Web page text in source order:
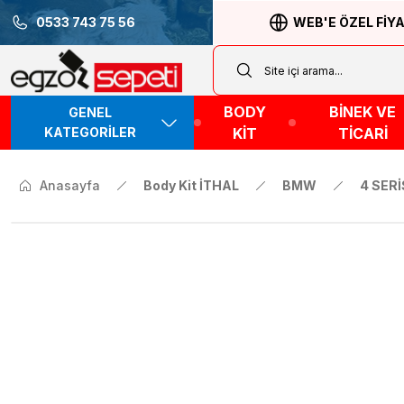
0533 743 75 56 WEB'E ÖZEL
GENEL
KATEGORİLER
BODY
KİT
BİNEK VE
TİCARİ
Anasayfa Body Kit İTHAL BMW 4